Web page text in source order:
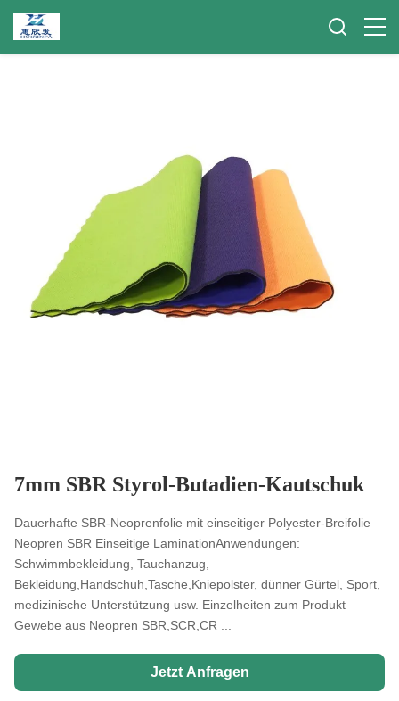
7mm SBR Styrol-Butadien-Kautschuk
Dauerhafte SBR-Neoprenfolie mit einseitiger Polyester-Breifolie
Neopren SBR Einseitige LaminationAnwendungen:
Schwimmbekleidung, Tauchanzug,
Bekleidung,Handschuh,Tasche,Kniepolster, dünner Gürtel, Sport,
medizinische Unterstützung usw. Einzelheiten zum Produkt
Gewebe aus Neopren SBR,SCR,CR ...
Jetzt Anfragen